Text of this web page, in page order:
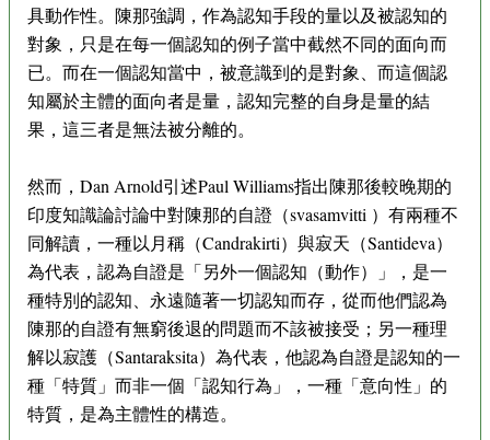
具動作性。陳那強調，作為認知手段的量以及被認知的
對象，只是在每一個認知的例子當中截然不同的面向而
已。而在一個認知當中，被意識到的是對象、而這個認
知屬於主體的面向者是量，認知完整的自身是量的結
果，這三者是無法被分離的。
然而，Dan Arnold引述Paul Williams指出陳那後較晚期的
印度知識論討論中對陳那的自證（svasamvitti ）有兩種不
同解讀，一種以月稱（Candrakirti）與寂天（Santideva）
為代表，認為自證是「另外一個認知（動作）」，是一
種特別的認知、永遠隨著一切認知而存，從而他們認為
陳那的自證有無窮後退的問題而不該被接受；另一種理
解以寂護（Santaraksita）為代表，他認為自證是認知的一
種「特質」而非一個「認知行為」，一種「意向性」的
特質，是為主體性的構造。